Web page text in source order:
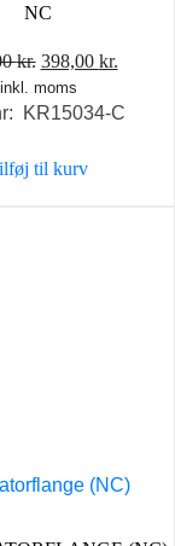
NC
kr. Den
oprindelige
pris
559,00 kr..
398,00 kr.
pris
inkl. moms
KR15034-C
til kurv